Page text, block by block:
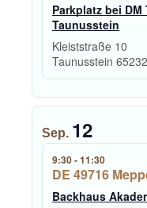
Parkplatz bei DM
Taunusstein
Kleiststraße 10
Taunusstein 65232
Sep. 12
9:30-11:30
DE 49716
Backhaus